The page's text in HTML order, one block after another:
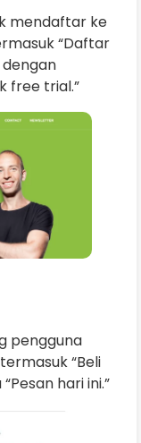
mendaftar ke
“Daftar
dengan
free trial.”
pengguna
“Beli
hari ini.”